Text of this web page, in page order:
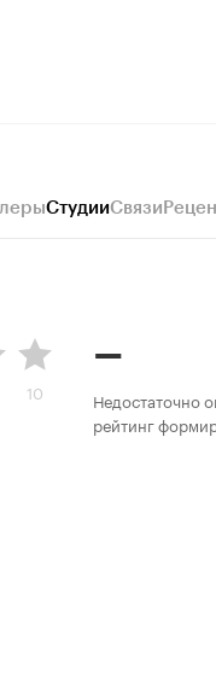
СтудииСвязи
10
–
Недостаточно
рейтинг